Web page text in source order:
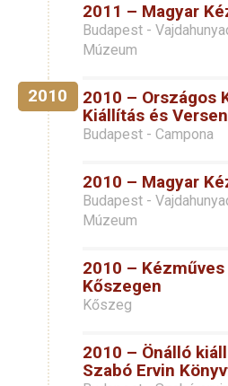
2011 – Magyar
Budapest -
Múzeum
2010
2010 – Országos
Kiállítás és
Budapest - Campona
2010 – Magyar
Budapest -
Múzeum
2010 –
Kőszegen
Kőszeg
2010 – Önálló
Szabó Ervin